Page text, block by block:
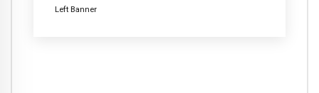
Left Banner